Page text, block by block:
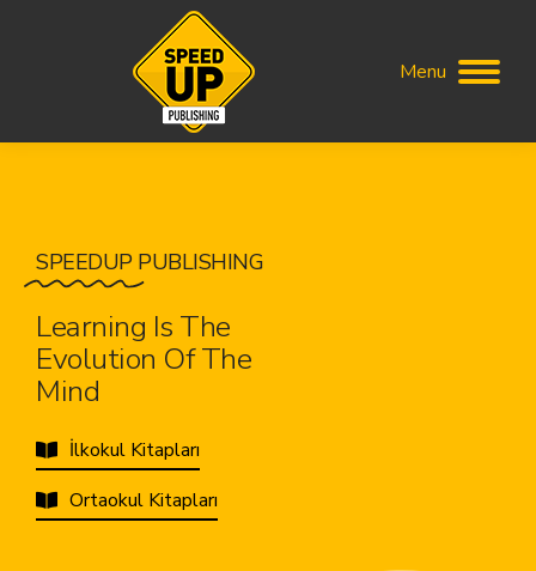
Menu
SPEEDUP PUBLISHING
Learning Is The
Evolution Of The
Mind
İlkokul Kitapları
Ortaokul Kitapları